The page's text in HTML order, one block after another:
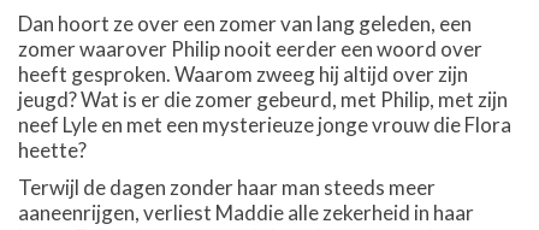
Dan hoort ze over een zomer van lang geleden, een
zomer waarover Philip nooit eerder een woord over
heeft gesproken. Waarom zweeg hij altijd over zijn
jeugd? Wat is er die zomer gebeurd, met Philip, met zijn
neef Lyle en met een mysterieuze jonge vrouw die Flora
heette?
Terwijl de dagen zonder haar man steeds meer
aaneenrijgen, verliest Maddie alle zekerheid in haar